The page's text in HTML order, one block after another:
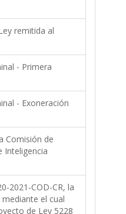
remitida al
- Primera
- Exoneración
Comisión de
Inteligencia
2021-COD-CR, la
el cual
de Ley 5228